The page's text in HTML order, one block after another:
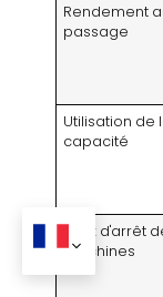
Rendement
passage
Utilisation de
capacité
Taux d'arrêt
machines